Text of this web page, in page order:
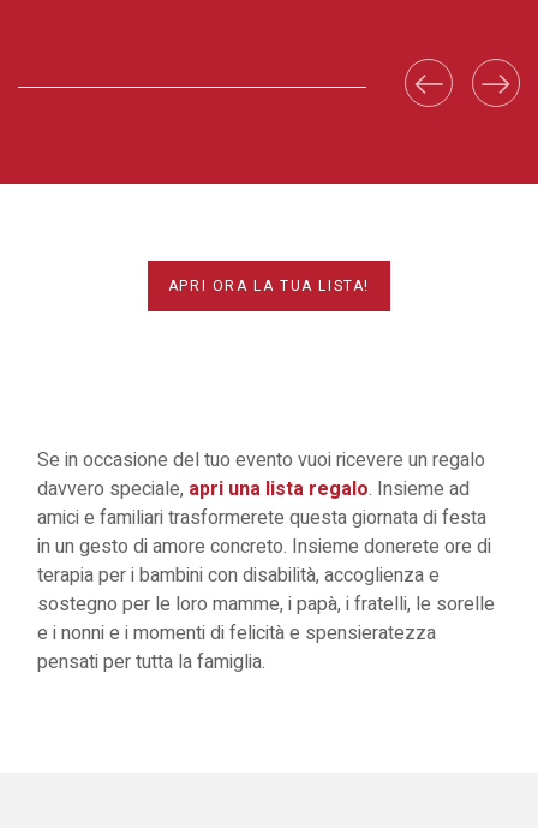
APRI ORA LA TUA LISTA!
Se in occasione del tuo evento vuoi ricevere un regalo
davvero speciale, apri una lista regalo. Insieme ad
amici e familiari trasformerete questa giornata di festa
in un gesto di amore concreto. Insieme donerete ore di
terapia per i bambini con disabilità, accoglienza e
sostegno per le loro mamme, i papà, i fratelli, le sorelle
e i nonni e i momenti di felicità e spensieratezza
pensati per tutta la famiglia.